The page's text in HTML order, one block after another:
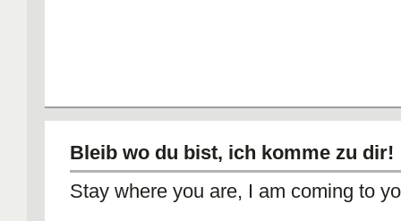
Bleib wo du bist, ich komme zu dir!
Stay where you are, I am coming to